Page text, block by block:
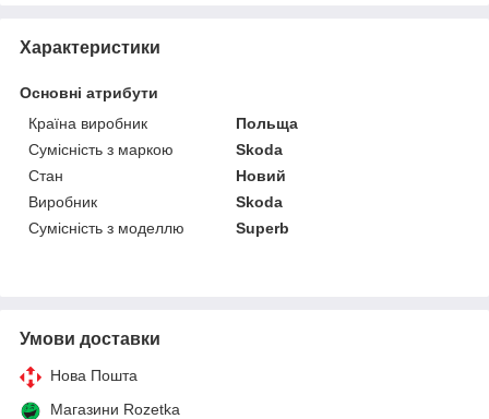
Характеристики
Основні атрибути
Країна виробник
Польща
Сумісність з маркою
Skoda
Стан
Новий
Виробник
Skoda
Сумісність з моделлю
Superb
Умови доставки
Нова Пошта
Магазини Rozetka